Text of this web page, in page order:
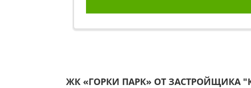
ЖК «ГОРКИ ПАРК» ОТ ЗАСТРОЙЩИКА